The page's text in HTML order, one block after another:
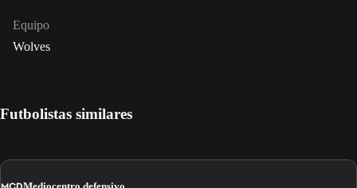
Equipo
Wolves
Futbolistas similares